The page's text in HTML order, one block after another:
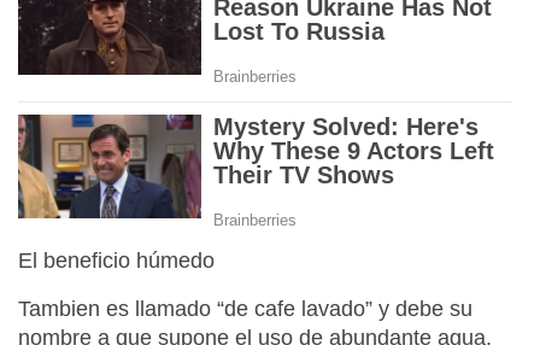
El beneficio húmedo
Tambien es llamado “de cafe lavado” y debe su
nombre a que supone el uso de abundante agua.